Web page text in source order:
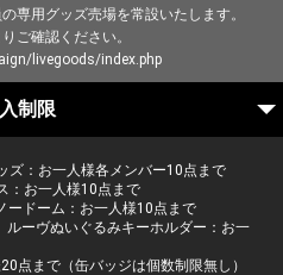
専用グッズ売場を常設いたします。
ご確認ください。
livegoods/index.php
制限
ズ：お一人様各メンバー10点まで
：お一人様10点まで
ードーム：お一人様10点まで
ルーヴぬいぐるみキーホルダー：お一
点まで（缶バッジは個数制限無し）